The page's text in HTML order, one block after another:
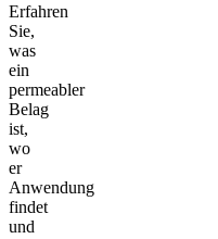
Erfahren
Sie,
was
ein
permeabler
Belag
ist,
wo
er
Anwendung
findet
und